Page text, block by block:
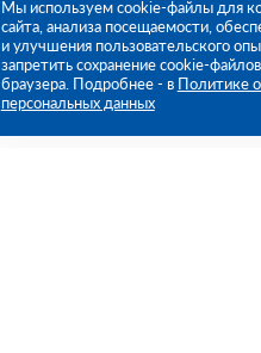
Мы используем cookie-файлы для
сайта, анализа посещаемости,
и улучшения пользовательского
запретить сохранение cookie-
браузера. Подробнее - в Политике
персональных данных